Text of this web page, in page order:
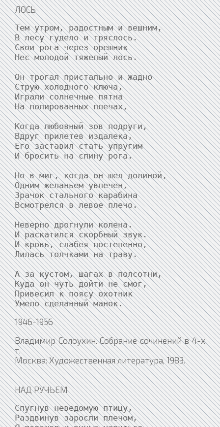
ЛОСЬ
Тем утром, радостным и вешним,
В лесу гудело и тряслось.
Свои рога через орешник
Нес молодой тяжелый лось.
Он трогал пристально и жадно
Струю холодного ключа,
Играли солнечные пятна
На полированных плечах,
Когда любовный зов подруги,
Вдруг прилетев издалека,
Его заставил стать упругим
И бросить на спину рога.
Но в миг, когда он шел долиной,
Одним желаньем увлечен,
Зрачок стального карабина
Всмотрелся в левое плечо.
Неверно дрогнули колена.
И раскатился скорбный звук.
И кровь, слабея постепенно,
Лилась толчками на траву.
А за кустом, шагах в полсотни,
Куда он чуть дойти не смог,
Привесил к поясу охотник
Умело сделанный манок.
1946-1956
Владимир Солоухин. Собрание сочинений в 4-х
т.
Москва: Художественная литература, 1983.
НАД РУЧЬЕМ
Спугнув неведомую птицу,
Раздвинув заросли плечом,